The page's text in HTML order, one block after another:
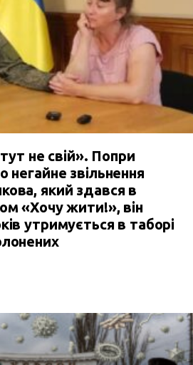
не свій». Попри
негайне звільнення
який здався в
«Хочу жити!», він
утримується в таборі